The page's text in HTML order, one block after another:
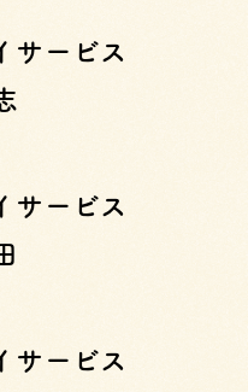
サービス
サービス
サービス